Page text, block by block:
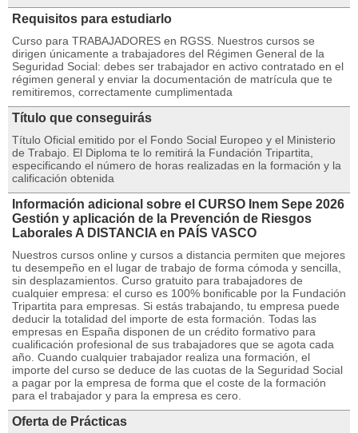
Requisitos para estudiarlo
Curso para TRABAJADORES en RGSS. Nuestros cursos se
dirigen únicamente a trabajadores del Régimen General de la
Seguridad Social: debes ser trabajador en activo contratado en el
régimen general y enviar la documentación de matrícula que te
remitiremos, correctamente cumplimentada
Título que conseguirás
Título Oficial emitido por el Fondo Social Europeo y el Ministerio
de Trabajo. El Diploma te lo remitirá la Fundación Tripartita,
especificando el número de horas realizadas en la formación y la
calificación obtenida
Información adicional sobre el CURSO Inem Sepe 2026
Gestión y aplicación de la Prevención de Riesgos
Laborales A DISTANCIA en PAÍS VASCO
Nuestros cursos online y cursos a distancia permiten que mejores
tu desempeño en el lugar de trabajo de forma cómoda y sencilla,
sin desplazamientos. Curso gratuito para trabajadores de
cualquier empresa: el curso es 100% bonificable por la Fundación
Tripartita para empresas. Si estás trabajando, tu empresa puede
deducir la totalidad del importe de esta formación. Todas las
empresas en España disponen de un crédito formativo para
cualificación profesional de sus trabajadores que se agota cada
año. Cuando cualquier trabajador realiza una formación, el
importe del curso se deduce de las cuotas de la Seguridad Social
a pagar por la empresa de forma que el coste de la formación
para el trabajador y para la empresa es cero.
Oferta de Prácticas